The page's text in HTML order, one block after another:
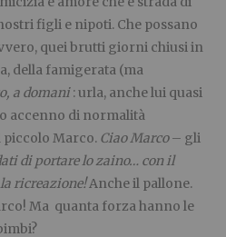
figli e nipoti. Che possano
quei brutti giorni chiusi in
della famigerata (ma
a domani: urla, anche lui quasi
accenno di normalità
piccolo Marco. Ciao Marco– gli
di portare lo zaino… con il
ricreazione!Anche il pallone.
Ma quanta forza hanno le